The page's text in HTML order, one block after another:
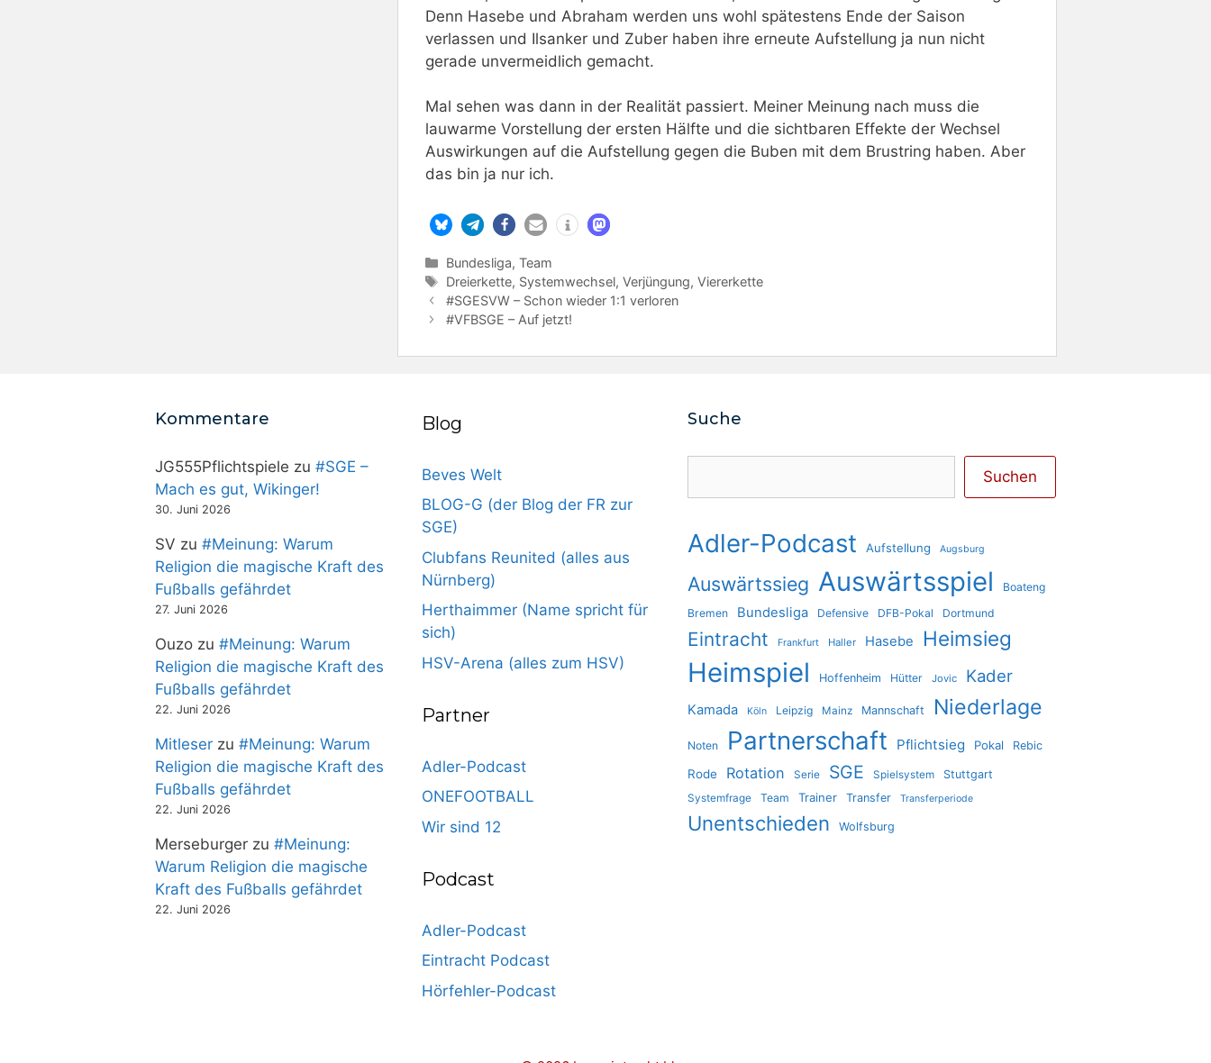
Denn Hasebe und Abraham werden uns wohl spätestens Ende der Saison
verlassen und Ilsanker und Zuber haben ihre erneute Aufstellung ja nun nicht
gerade unvermeidlich gemacht.
Mal sehen was dann in der Realität passiert. Meiner Meinung nach muss die
lauwarme Vorstellung der ersten Hälfte und die sichtbaren Effekte der Wechsel
Auswirkungen auf die Aufstellung gegen die Buben mit dem Brustring haben. Aber
das bin ja nur ich.
Kategorien
Bundesliga,Team
Schlagwörter
Dreierkette, Systemwechsel,Verjüngung,Viererkette
#SGESVW – Schon wieder 1:1 verloren
#VFBSGE – Auf jetzt!
Kommentare
JG555Pflichtspiele zu #SGE –
Mach es gut, Wikinger!
30. Juni 2026
SV zu #Meinung: Warum
Religion die magische Kraft des
Fußballs gefährdet
27. Juni 2026
Ouzo zu #Meinung: Warum
Religion die magische Kraft des
Fußballs gefährdet
22. Juni 2026
Mitleser zu #Meinung: Warum
Religion die magische Kraft des
Fußballs gefährdet
22. Juni 2026
Merseburger zu #Meinung:
Warum Religion die magische
Kraft des Fußballs gefährdet
22. Juni 2026
Blog
Beves Welt
BLOG-G (der Blog der FR zur
SGE)
Clubfans Reunited (alles aus
Nürnberg)
Herthaimmer (Name spricht für
sich)
HSV-Arena (alles zum HSV)
Partner
Adler-Podcast
ONEFOOTBALL
Wir sind 12
Podcast
Adler-Podcast
Eintracht Podcast
Hörfehler-Podcast
Suche
Suchen
Adler-Podcast Aufstellung Augsburg
Auswärtssieg Auswärtsspiel
Boateng
Bremen
Bundesliga Defensive DFB-Pokal Dortmund
Eintracht Frankfurt Haller Hasebe Heimsieg
Heimspiel Hoffenheim Hütter Jovic Kader
Kamada Köln Leipzig Mainz Mannschaft Niederlage
Noten Partnerschaft Pflichtsieg Pokal Rebic
Rode Rotation Serie SGE Spielsystem Stuttgart
Systemfrage Team Trainer Transfer Transferperiode
Unentschieden Wolfsburg